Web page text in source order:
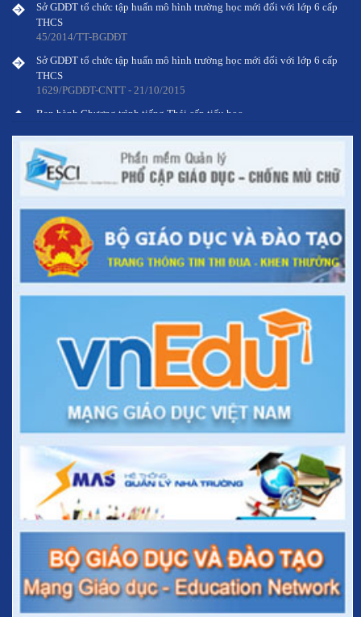
THCS
45/2014/TT-BGDĐT
THCS
1629/PGDĐT-CNTT - 21/10/2015
loại hình trường đại học tư thục
Thông tư 45/2014/TT-BGDĐT
THCS
45/2014/TT-BGDĐT
Sở GDĐT tổ chức tập huấn mô hình trường học mới đối với lớp 6 cấp
THCS
1629/PGDĐT-CNTT - 21/10/2015
Thông tư 46/2014/TT-BGDĐT
Quy định về việc chuyển đổi loại hình trường đại học dân lập sang
loại hình trường đại học tư thục
Thông tư 45/2014/TT-BGDĐT